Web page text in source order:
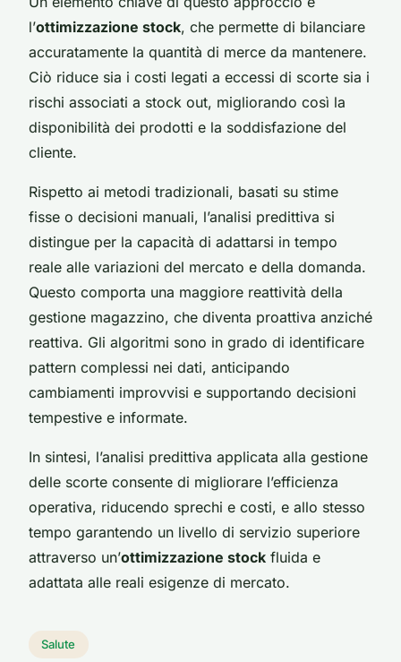
l’ottimizzazione stock, che permette di bilanciare
accuratamente la quantità di merce da mantenere.
Ciò riduce sia i costi legati a eccessi di scorte sia i
rischi associati a stock out, migliorando così la
disponibilità dei prodotti e la soddisfazione del
cliente.
Rispetto ai metodi tradizionali, basati su stime
fisse o decisioni manuali, l’analisi predittiva si
distingue per la capacità di adattarsi in tempo
reale alle variazioni del mercato e della domanda.
Questo comporta una maggiore reattività della
gestione magazzino, che diventa proattiva anziché
reattiva. Gli algoritmi sono in grado di identificare
pattern complessi nei dati, anticipando
cambiamenti improvvisi e supportando decisioni
tempestive e informate.
In sintesi, l’analisi predittiva applicata alla gestione
delle scorte consente di migliorare l’efficienza
operativa, riducendo sprechi e costi, e allo stesso
tempo garantendo un livello di servizio superiore
attraverso un’ottimizzazione stock fluida e
adattata alle reali esigenze di mercato.
Salute